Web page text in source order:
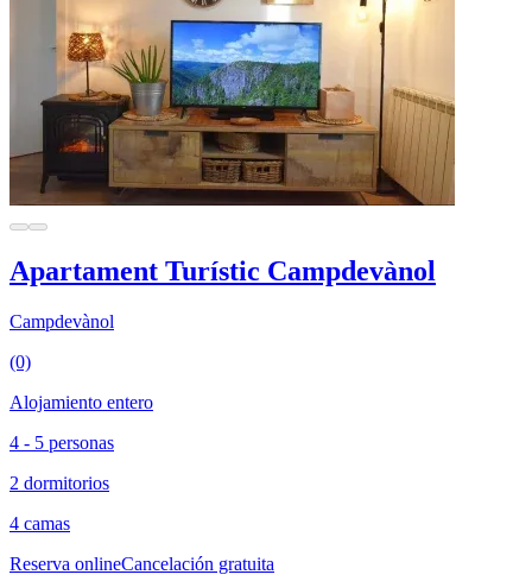
Apartament Turístic Campdevànol
Campdevànol
(0)
Alojamiento entero
4 - 5 personas
2 dormitorios
4 camas
Reserva onlineCancelación gratuita